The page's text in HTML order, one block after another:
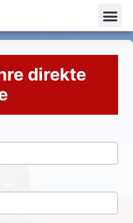
direkte